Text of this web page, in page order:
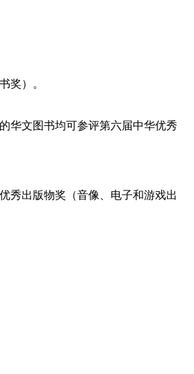
奖）。
华文图书均可参评第六届中华优秀
秀出版物奖（音像、电子和游戏出